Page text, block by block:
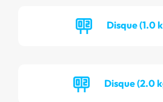
Disque (1.0
Disque (2.0